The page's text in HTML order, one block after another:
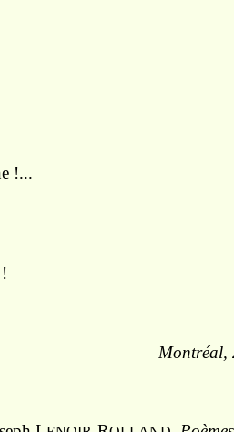
!...
Montréal,